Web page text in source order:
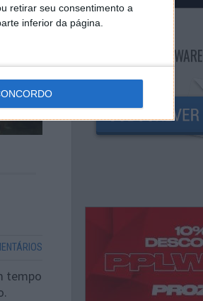
retirar seu consentimento a
inferior da página.
tempo
NEWSLETTER PPLWARE